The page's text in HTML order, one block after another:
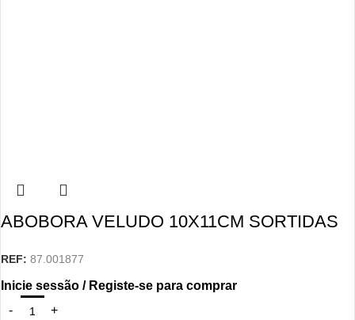
ABOBORA VELUDO 10X11CM SORTIDAS
REF: 87.001877
Inicie sessão / Registe-se para comprar